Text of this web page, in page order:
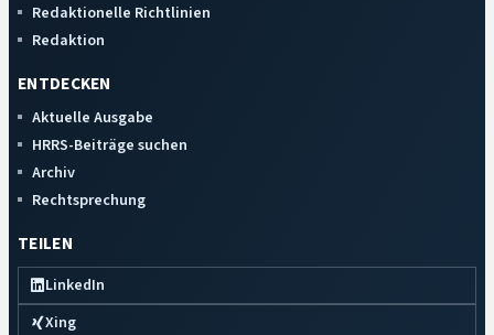
Redaktionelle Richtlinien
Redaktion
ENTDECKEN
Aktuelle Ausgabe
HRRS-Beiträge suchen
Archiv
Rechtsprechung
TEILEN
LinkedIn
Xing